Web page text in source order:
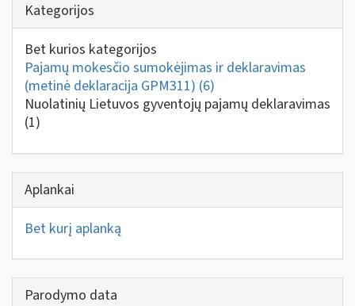
Kategorijos
Bet kurios kategorijos
Pajamų mokesčio sumokėjimas ir deklaravimas
(metinė deklaracija GPM311) (6)
Nuolatinių Lietuvos gyventojų pajamų deklaravimas
(1)
Aplankai
Bet kurį aplanką
Parodymo data